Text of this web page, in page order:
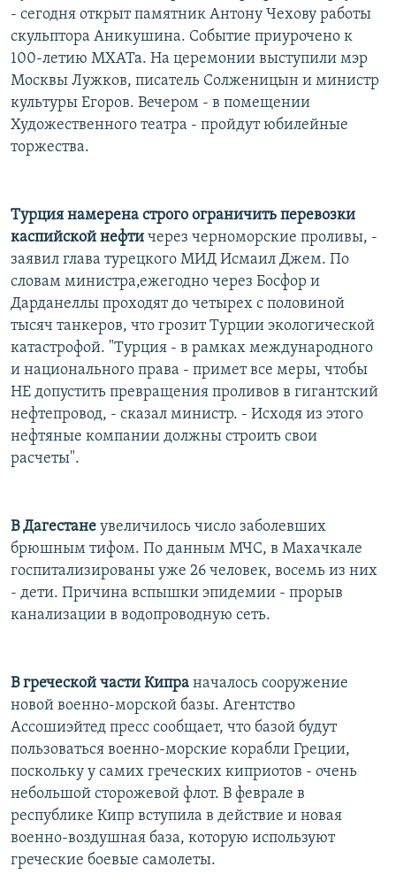
- сегодня открыт памятник Антону Чехову работы
скульптора Аникушина. Событие приурочено к
100-летию МХАТа. На церемонии выступили мэр
Москвы Лужков, писатель Солженицын и министр
культуры Егоров. Вечером - в помещении
Художественного театра - пройдут юбилейные
торжества.
Турция намерена строго ограничить перевозки
каспийской нефти через черноморские проливы, -
заявил глава турецкого МИД Исмаил Джем. По
словам министра,ежегодно через Босфор и
Дарданеллы проходят до четырех с половиной
тысяч танкеров, что грозит Турции экологической
катастрофой. "Турция - в рамках международного
и национального права - примет все меры, чтобы
НЕ допустить превращения проливов в гигантский
нефтепровод, - сказал министр. - Исходя из этого
нефтяные компании должны строить свои
расчеты".
В Дагестане увеличилось число заболевших
брюшным тифом. По данным МЧС, в Махачкале
госпитализированы уже 26 человек, восемь из них
- дети. Причина вспышки эпидемии - прорыв
канализации в водопроводную сеть.
В греческой части Кипра началось сооружение
новой военно-морской базы. Агентство
Ассошиэйтед пресс сообщает, что базой будут
пользоваться военно-морские корабли Греции,
поскольку у самих греческих киприотов - очень
небольшой сторожевой флот. В феврале в
республике Кипр вступила в действие и новая
военно-воздушная база, которую используют
греческие боевые самолеты.